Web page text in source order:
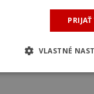
VLASTNÉ